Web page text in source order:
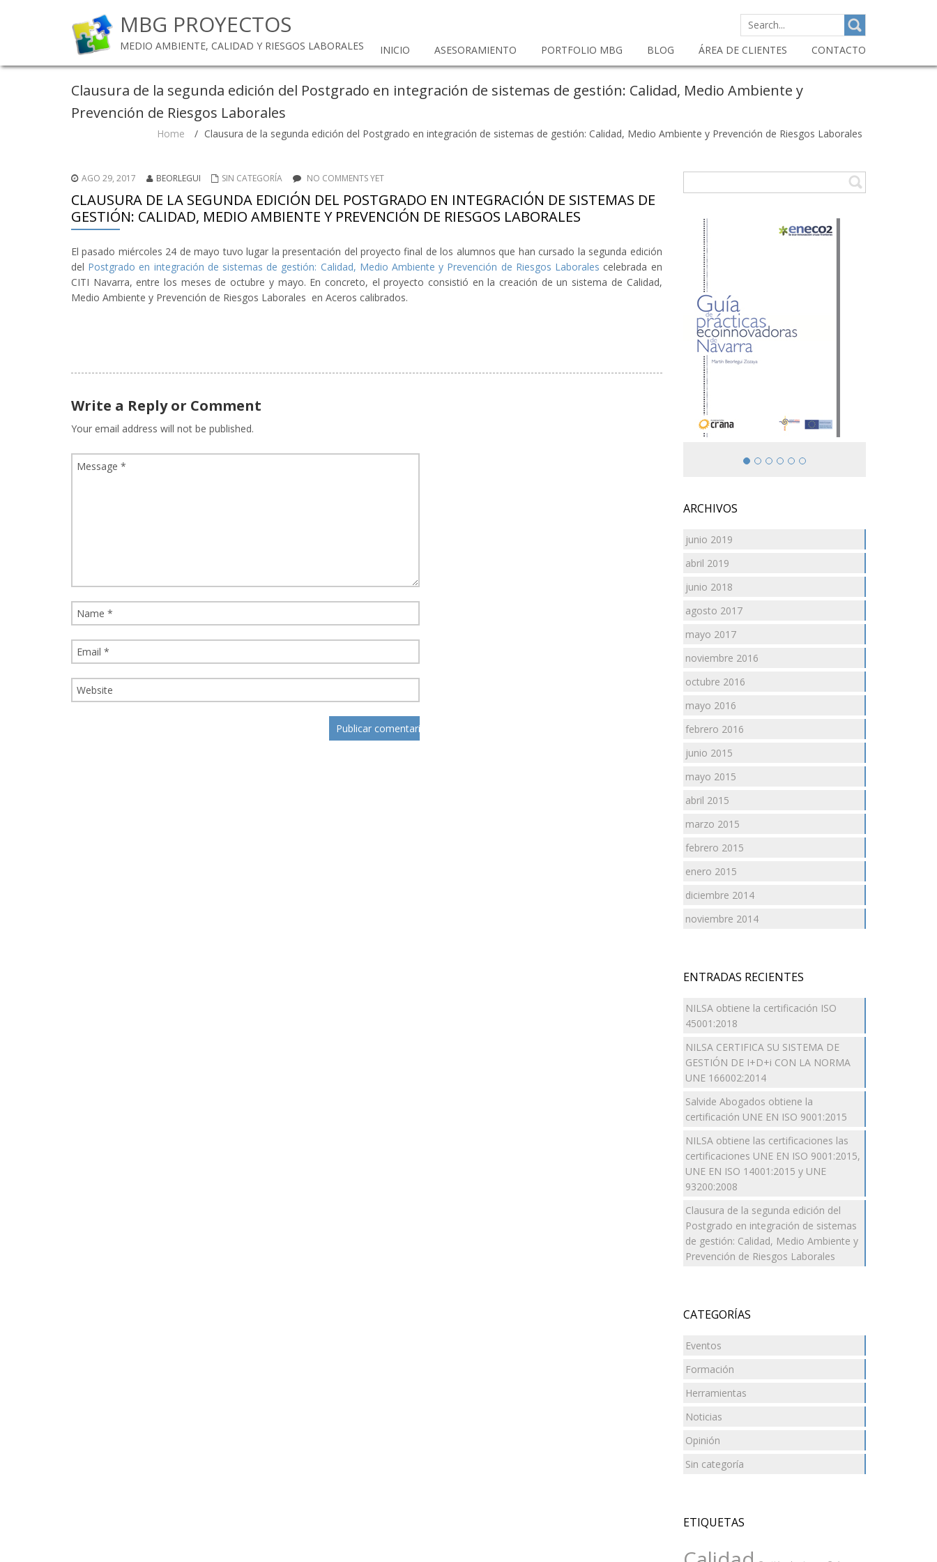
MBG PROYECTOS
MEDIO AMBIENTE, CALIDAD Y RIESGOS LABORALES
SEARCH
FOR:
INICIO
ASESORAMIENTO PORTFOLIO MBG BLOG ÁREA DE CLIENTES CONTACTO
Clausura de la segunda edición del Postgrado en integración de sistemas de gestión: Calidad, Medio Ambiente y
Prevención de Riesgos Laborales
Home / Clausura de la segunda edición del Postgrado en integración de sistemas de gestión: Calidad, Medio Ambiente y Prevención de Riesgos Laborales
AGO 29, 2017 BEORLEGUI SIN CATEGORÍA NO COMMENTS YET
CLAUSURA DE LA SEGUNDA EDICIÓN DEL POSTGRADO EN INTEGRACIÓN DE SISTEMAS DE
GESTIÓN: CALIDAD, MEDIO AMBIENTE Y PREVENCIÓN DE RIESGOS LABORALES
El pasado miércoles 24 de mayo tuvo lugar la presentación del proyecto final de los alumnos que han cursado la segunda edición
del Postgrado en integración de sistemas de gestión: Calidad, Medio Ambiente y Prevención de Riesgos Laborales celebrada en
CITI Navarra, entre los meses de octubre y mayo. En concreto, el proyecto consistió en la creación de un sistema de Calidad,
Medio Ambiente y Prevención de Riesgos Laborales en Aceros calibrados.
Write a Reply or Comment
Your email address will not be published.
ARCHIVOS
junio 2019
abril 2019
junio 2018
agosto 2017
mayo 2017
noviembre 2016
octubre 2016
mayo 2016
febrero 2016
junio 2015
mayo 2015
abril 2015
marzo 2015
febrero 2015
enero 2015
diciembre 2014
noviembre 2014
ENTRADAS RECIENTES
NILSA obtiene la certificación ISO
45001:2018
NILSA CERTIFICA SU SISTEMA DE
GESTIÓN DE I+D+i CON LA NORMA
UNE 166002:2014
Salvide Abogados obtiene la
certificación UNE EN ISO 9001:2015
NILSA obtiene las certificaciones las
certificaciones UNE EN ISO 9001:2015,
UNE EN ISO 14001:2015 y UNE
93200:2008
Clausura de la segunda edición del
Postgrado en integración de sistemas
de gestión: Calidad, Medio Ambiente y
Prevención de Riesgos Laborales
CATEGORÍAS
Eventos
Formación
Herramientas
Noticias
Opinión
Sin categoría
ETIQUETAS